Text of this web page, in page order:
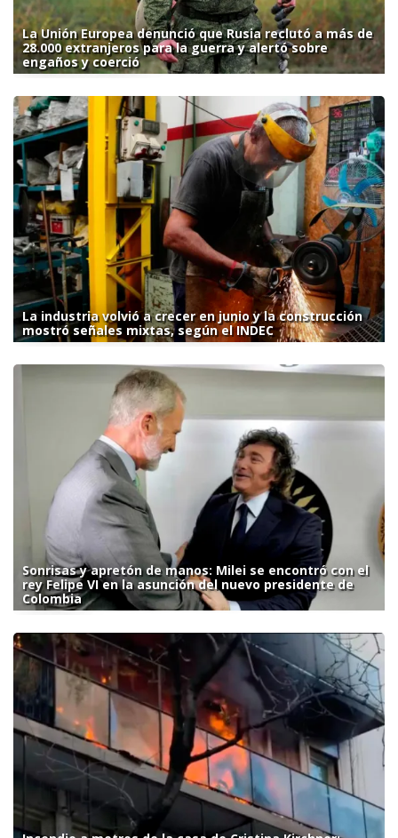
La Unión Europea denunció que Rusia reclutó a más de
28.000 extranjeros para la guerra y alertó sobre
engaños y coerció
La industria volvió a crecer en junio y la construcción
mostró señales mixtas, según el INDEC
Sonrisas y apretón de manos: Milei se encontró con el
rey Felipe VI en la asunción del nuevo presidente de
Colombia